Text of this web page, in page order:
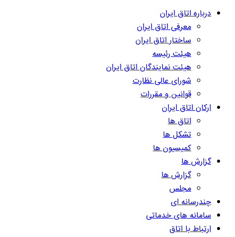
درباره اتاق ایران
معرفی اتاق ایران
ساختار اتاق ایران
هیئت رئیسه
هیئت نمایندگان اتاق ایران
شورای عالی نظارت
قوانین و مقررات
ارکان اتاق ایران
اتاق ها
تشکل ها
کمیسیون ها
گزارش ها
گزارش ها
مجلس
چندرسانه ای
سامانه های خدماتی
ارتباط با اتاق